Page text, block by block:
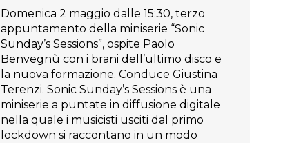
Domenica 2 maggio dalle 15:30, terzo
appuntamento della miniserie “Sonic
Sunday’s Sessions”, ospite Paolo
Benvegnù con i brani dell’ultimo disco e
la nuova formazione. Conduce Giustina
Terenzi. Sonic Sunday’s Sessions è una
miniserie a puntate in diffusione digitale
nella quale i musicisti usciti dal primo
lockdown si raccontano in un modo